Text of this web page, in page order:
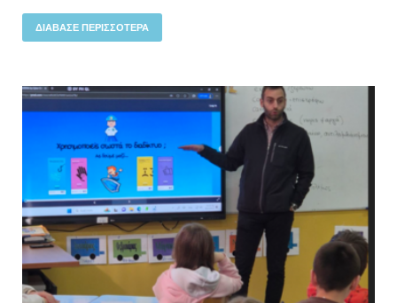
ΔΙΆΒΑΣΕ ΠΕΡΙΣΣΌΤΕΡΑ